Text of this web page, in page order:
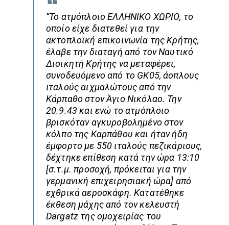
“Το ατμόπλοιο ΕΛΛΗΝΙΚΟ ΧΩΡΙΟ, το
οποίο είχε διατεθεί για την
ακτοπλοϊκή επικοινωνία της Κρήτης,
έλαβε την διαταγή από τον Ναυτικό
Διοικητή Κρήτης να μεταφέρει,
συνοδευόμενο από το GK05, άοπλους
ιταλούς αιχμαλώτους από την
Κάρπαθο στον Άγιο Νικόλαο. Την
20.9.43 και ενώ το ατμόπλοιο
βρισκόταν αγκυροβολημένο στον
κόλπο της Καρπάθου και ήταν ήδη
έμφορτο με 550 ιταλούς πεζικάριους,
δέχτηκε επίθεση κατά την ώρα 13:10
[σ.τ.μ. προσοχή, πρόκειται για την
γερμανική επιχειρησιακή ώρα] από
εχθρικά αεροσκάφη. Κατατέθηκε
έκθεση μάχης από τον κελευστή
Dargatz της ομοχειρίας του